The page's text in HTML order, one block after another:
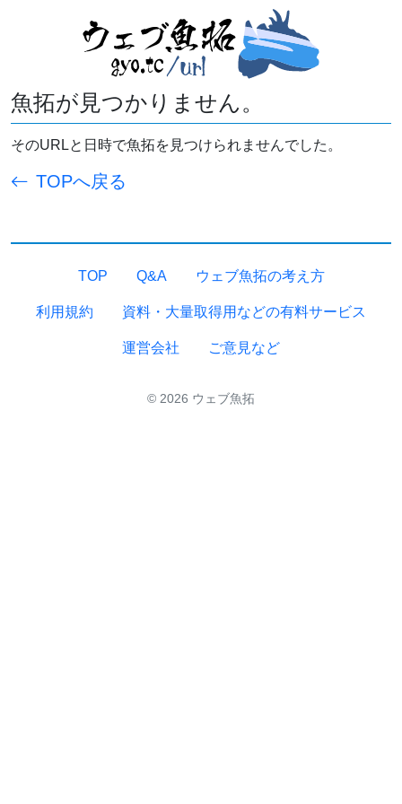
魚拓が見つかりません。
そのURLと日時で魚拓を見つけられませんでした。
TOPへ戻る
TOP Q&A ウェブ魚拓の考え方
利用規約 資料・大量取得用などの有料サービス
運営会社 ご意見など
© 2026 ウェブ魚拓